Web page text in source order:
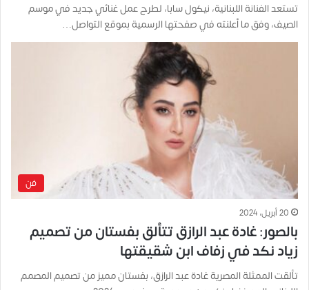
تستعد الفنانة اللبنانية، نيكول سابا، لطرح عمل غنائي جديد في موسم
الصيف، وفق ما أعلنته في صفحتها الرسمية بموقع التواصل…
فن
20 أبريل، 2024
بالصور: غادة عبد الرازق تتألق بفستان من تصميم
زياد نكد في زفاف ابن شقيقتها
تألقت الممثلة المصرية غادة عبد الرازق، بفستان مميز من تصميم المصمم